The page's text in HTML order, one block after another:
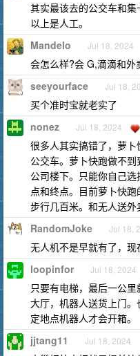
其实最该去的公交车和
以上是人工。
Mandelo Jul 18, 2024
会怎么样?会 G,滴滴和
seeyourface Jul 18,
买个准时宝就老实了
nonez Jul 18, 2024
很多人其实搞错了，萝
公交车。萝卜快跑做不
公司楼下。只能你自己
点和终点。目前萝卜快
步行几百米。和无人送外
RandomJoke Jul 18,
无人机不是早就有了，
loopinfor Jul 18, 2024
只要有电梯，最后一公
大厅，机器人送货上门
定地点机器人才会开箱。
jjtang11 Jul 18, 2024